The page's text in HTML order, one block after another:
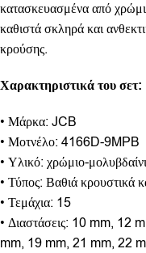
κατασκευασμένα από
καθιστά σκληρά και
κρούσης.
Χαρακτηριστικά του σετ:
• Μάρκα: JCB
• Μοτνέλο: 4166D-9MPB
• Υλικό: χρώμιο-
• Τύπος: Βαθιά κρουστικά
• Τεμάχια: 15
• Διαστάσεις: 10 mm,
mm, 19 mm, 21 mm, 22